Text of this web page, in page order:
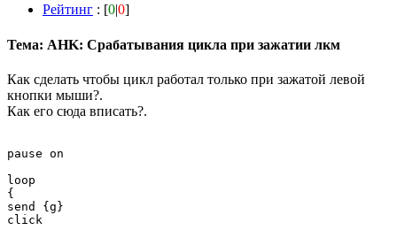
Рейтинг : [0|0]
Тема: AHK: Срабатывания цикла при зажатии лкм
Как сделать чтобы цикл работал только при зажатой левой
кнопки мыши?.
Как его сюда вписать?.
pause on
loop
{
send {g}
click